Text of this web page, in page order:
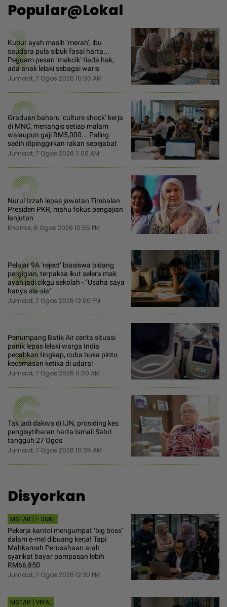
Popular@Lokal
1
Kubur ayah masih ‘merah’, ibu
saudara pula sibuk fasal harta...
Peguam pesan ‘makcik’ tiada hak,
ada anak lelaki sebagai waris
Jumaat, 7 Ogos 2026 10:00 AM
2
Graduan baharu ‘culture shock’ kerja
di MNC, menangis setiap malam
walaupun gaji RM5,000... Paling
sedih dipinggirkan rakan sepejabat
Jumaat, 7 Ogos 2026 7:00 AM
3
Nurul Izzah lepas jawatan Timbalan
Presiden PKR, mahu fokus pengajian
lanjutan
Khamis, 6 Ogos 2026 10:55 PM
4
Pelajar 9A ‘reject’ biasiswa bidang
pergigian, terpaksa ikut selera mak
ayah jadi cikgu sekolah - “Usaha saya
hanya sia-sia”
Jumaat, 7 Ogos 2026 12:00 PM
5
Penumpang Batik Air cerita situasi
panik lepas lelaki warga India
pecahkan tingkap, cuba buka pintu
kecemasan ketika di udara!
Jumaat, 7 Ogos 2026 11:00 AM
6
Tak jadi dakwa di IJN, prosiding kes
pengisytiharan harta Ismail Sabri
tangguh 27 Ogos
Jumaat, 7 Ogos 2026 10:05 AM
Disyorkan
MSTAR | I-SUKE
Pekerja kantoi mengumpat ‘big boss’
dalam e-mel dibuang kerja! Tapi
Mahkamah Perusahaan arah
syarikat bayar pampasan lebih
RM66,850
Jumaat, 7 Ogos 2026 12:30 PM
MSTAR | VIRAL